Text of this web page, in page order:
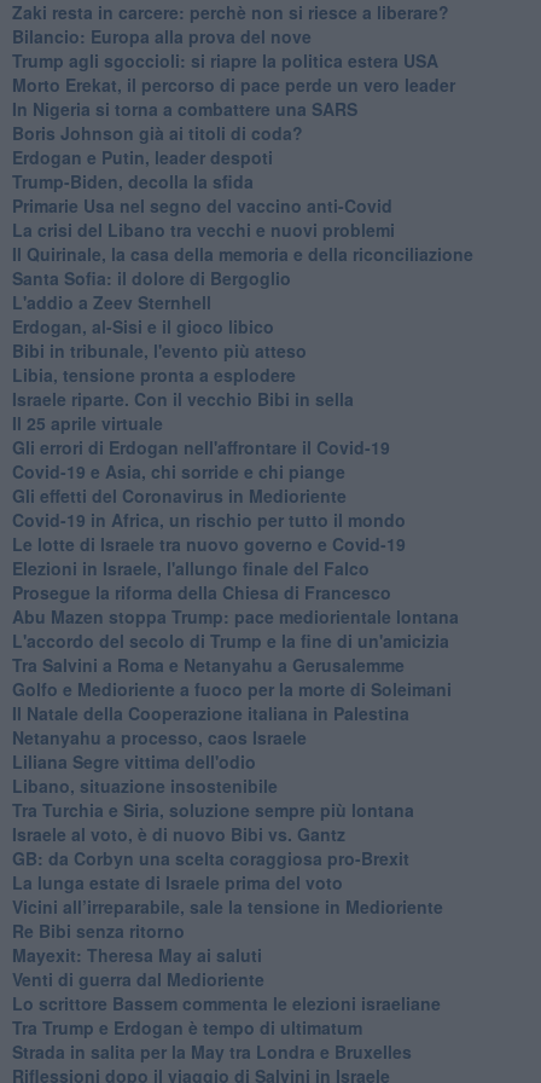
Zaki resta in carcere: perchè non si riesce a liberare?
Bilancio: Europa alla prova del nove
Trump agli sgoccioli: si riapre la politica estera USA
Morto Erekat, il percorso di pace perde un vero leader
In Nigeria si torna a combattere una SARS
Boris Johnson già ai titoli di coda?
Erdogan e Putin, leader despoti
Trump-Biden, decolla la sfida
Primarie Usa nel segno del vaccino anti-Covid
La crisi del Libano tra vecchi e nuovi problemi
Il Quirinale, la casa della memoria e della riconciliazione
Santa Sofia: il dolore di Bergoglio
L'addio a ​Zeev Sternhell
Erdogan, al-Sisi e il gioco libico
Bibi in tribunale, l'evento più atteso
Libia, tensione pronta a esplodere
Israele riparte. Con il vecchio Bibi in sella
Il 25 aprile virtuale
Gli errori di Erdogan nell'affrontare il Covid-19
Covid-19 e Asia, chi sorride e chi piange
Gli effetti del Coronavirus in Medioriente
Covid-19 in Africa, un rischio per tutto il mondo
Le lotte di Israele tra nuovo governo e Covid-19
Elezioni in Israele, l'allungo finale del Falco
Prosegue la riforma della Chiesa di Francesco
Abu Mazen stoppa Trump: pace mediorientale lontana
L'accordo del secolo di Trump e la fine di un'amicizia
Tra Salvini a Roma e Netanyahu a Gerusalemme
Golfo e Medioriente a fuoco per la morte di Soleimani
Il Natale della Cooperazione italiana in Palestina
Netanyahu a processo, caos Israele
Liliana Segre vittima dell'odio
Libano, situazione insostenibile
Tra Turchia e Siria, soluzione sempre più lontana
Israele al voto, è di nuovo Bibi vs. Gantz
GB: da Corbyn una scelta coraggiosa pro-Brexit
La lunga estate di Israele prima del voto
Vicini all’irreparabile, sale la tensione in Medioriente
Re Bibi senza ritorno
Mayexit: Theresa May ai saluti
Venti di guerra dal Medioriente
Lo scrittore Bassem commenta le elezioni israeliane
Tra Trump e Erdogan è tempo di ultimatum
Strada in salita per la May tra Londra e Bruxelles
Riflessioni dopo il viaggio di Salvini in Israele